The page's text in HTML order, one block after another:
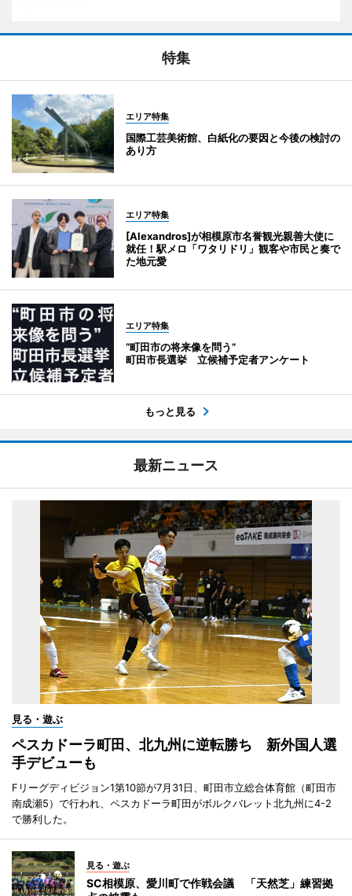
特集
エリア特集
国際工芸美術館、白紙化の要因と今後の検討の
あり方
エリア特集
[Alexandros]が相模原市名誉観光親善大使に
就任！駅メロ「ワタリドリ」観客や市民と奏で
た地元愛
エリア特集
“町田市の将来像を問う”
町田市長選挙 立候補予定者アンケート
もっと見る
最新ニュース
見る・遊ぶ
ペスカドーラ町田、北九州に逆転勝ち 新外国人選
手デビューも
Fリーグディビジョン1第10節が7月31日、町田市立総合体育館（町田市
南成瀬5）で行われ、ペスカドーラ町田がボルクバレット北九州に4-2
で勝利した。
見る・遊ぶ
SC相模原、愛川町で作戦会議 「天然芝」練習拠